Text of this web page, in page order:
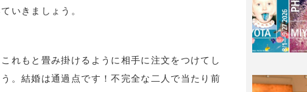
いきましょう。
れもと畳み掛けるように相手に注文をつけてし
。結婚は通過点です！不完全な二人で当たり前